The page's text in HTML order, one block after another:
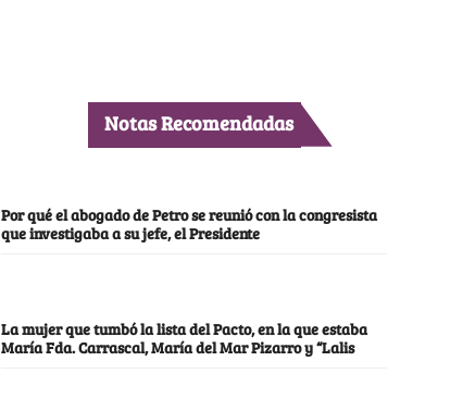
Notas Recomendadas
Por qué el abogado de Petro se reunió con la congresista
que investigaba a su jefe, el Presidente
La mujer que tumbó la lista del Pacto, en la que estaba
María Fda. Carrascal, María del Mar Pizarro y “Lalis